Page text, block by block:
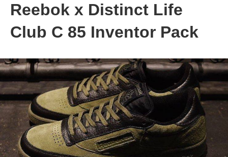
Reebok x Distinct Life
Club C 85 Inventor Pack